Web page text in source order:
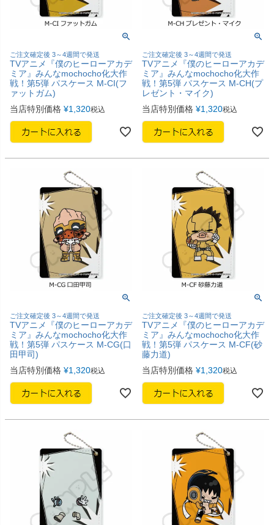
ご注文確定後 3～4週間で発送
TVアニメ『僕のヒーローアカデ
ミア』みんなmochocho化大作
戦！第5弾 パスケース M-CI(フ
ァットガム)
当店特別価格 ¥1,320税込
ご注文確定後 3～4週間で発送
TVアニメ『僕のヒーローアカデ
ミア』みんなmochocho化大作
戦！第5弾 パスケース M-CH(プ
レゼント・マイク)
当店特別価格 ¥1,320税込
ご注文確定後 3～4週間で発送
TVアニメ『僕のヒーローアカデ
ミア』みんなmochocho化大作
戦！第5弾 パスケース M-CG(口
田甲司)
当店特別価格 ¥1,320税込
ご注文確定後 3～4週間で発送
TVアニメ『僕のヒーローアカデ
ミア』みんなmochocho化大作
戦！第5弾 パスケース M-CF(砂
藤力道)
当店特別価格 ¥1,320税込